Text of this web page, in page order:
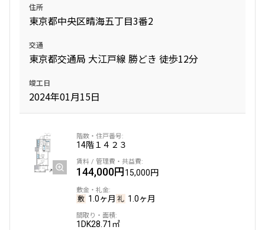
駅から徒歩
指定なし
3分以内
5分以内
10分以内
15分以内
他条件
専任物件
三井の賃貸物件
申込無し物件のみ表示
ペット可・相談
住所
東京都中央区晴海五丁目3番2
交通
東京都交通局 大江戸線 勝どき 徒歩12分
竣工日
2024年01月15日
14階１４２３
144,000円15,000円
1.0ヶ月 1.0ヶ月
1DK28.71㎡